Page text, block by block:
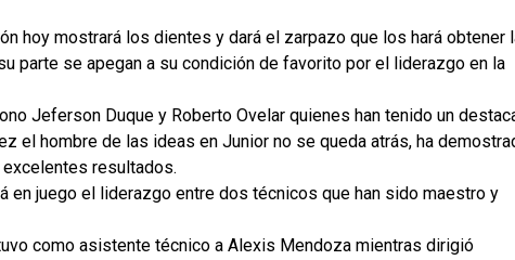
hoy mostrará los dientes y dará el zarpazo que los hará obtener
parte se apegan a su condición de favorito por el liderazgo en la
Jeferson Duque y Roberto Ovelar quienes han tenido un
el hombre de las ideas en Junior no se queda atrás, ha
excelentes resultados.
en juego el liderazgo entre dos técnicos que han sido maestro y
como asistente técnico a Alexis Mendoza mientras dirigió